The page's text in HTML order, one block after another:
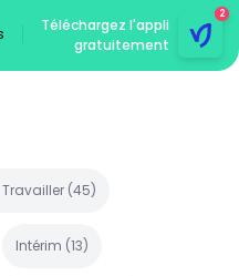
Téléchargez l'appli
gratuitement
2
(45)
Intérim (13)